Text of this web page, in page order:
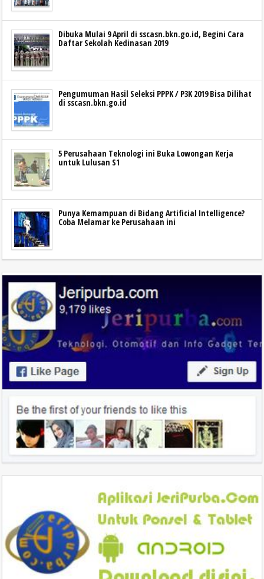
Dibuka Mulai 9 April di sscasn.bkn.go.id, Begini Cara
Daftar Sekolah Kedinasan 2019
Pengumuman Hasil Seleksi PPPK / P3K 2019 Bisa Dilihat
di sscasn.bkn.go.id
5 Perusahaan Teknologi ini Buka Lowongan Kerja
untuk Lulusan S1
Punya Kemampuan di Bidang Artificial Intelligence?
Coba Melamar ke Perusahaan ini